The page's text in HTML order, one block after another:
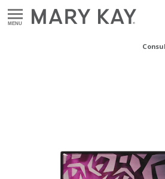
MENU